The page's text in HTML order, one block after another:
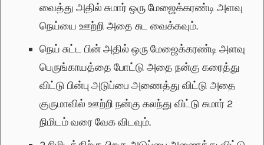
வைத்து அதில் சுமார் ஒரு மேஜைக்கரண்டி அளவு
நெய்யை ஊற்றி அதை சுட வைக்கவும்.
நெய் சுட்ட பின் அதில் ஒரு மேஜைக்கரண்டி அளவு
பெருங்காயத்தை போட்டு அதை நன்கு கரைத்து
விட்டு பின்பு அடுப்பை அணைத்து விட்டு அதை
குருமாவில் ஊற்றி நன்கு கலந்து விட்டு சுமார் 2
நிமிடம் வரை வேக விடவும்.